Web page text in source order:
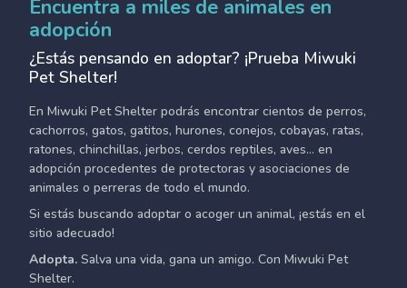
Encuentra a miles de animales en
adopción
¿Estás pensando en adoptar? ¡Prueba Miwuki
Pet Shelter!
En Miwuki Pet Shelter podrás encontrar cientos de perros,
cachorros, gatos, gatitos, hurones, conejos, cobayas, ratas,
ratones, chinchillas, jerbos, cerdos reptiles, aves... en
adopción procedentes de protectoras y asociaciones de
animales o perreras de todo el mundo.
Si estás buscando adoptar o acoger un animal, ¡estás en el
sitio adecuado!
Adopta. Salva una vida, gana un amigo. Con Miwuki Pet
Shelter.